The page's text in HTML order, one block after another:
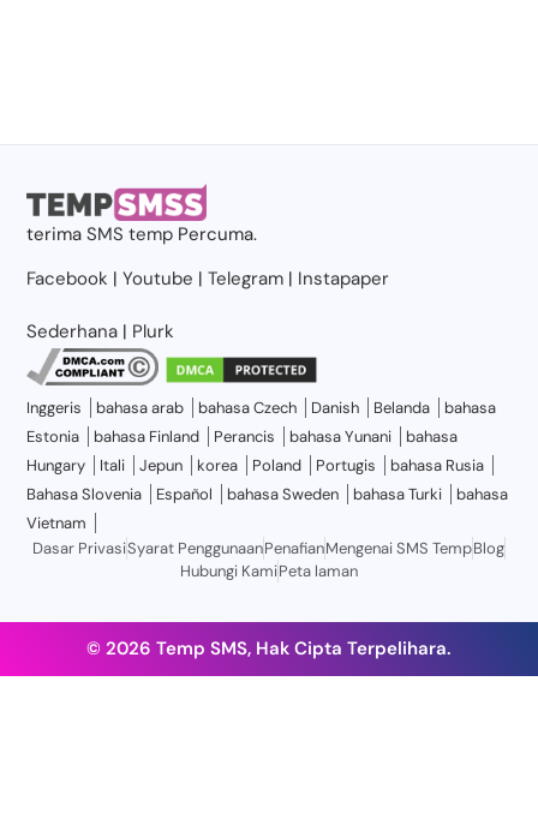
terimaSMS temp Percuma.
Facebook |Youtube |Telegram | Instapaper
Sederhana | Plurk
Inggeris bahasa arab bahasa Czech Danish Belanda
bahasa
Estonia
bahasa Finland Perancis bahasa Yunani
bahasa
Hungary
Itali Jepun korea Poland Portugis
bahasa Rusia
Bahasa Slovenia
Español bahasa Sweden bahasa Turki
bahasa
Vietnam
Dasar PrivasiSyarat PenggunaanPenafianMengenai SMS TempBlog
Hubungi KamiPeta laman
© 2026 Temp SMS, Hak Cipta Terpelihara.